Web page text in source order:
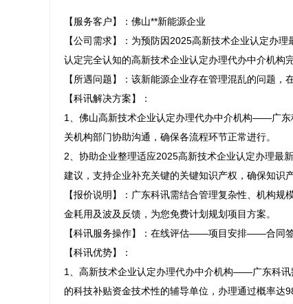
【服务客户】：佛山**新能源企业
【公司需求】：为预防因2025高新技术企业认定办
认定完全认知的高新技术企业认定办理代办中介机构
【所遇问题】：该新能源企业存在管理混乱的问题
【科讯解决方案】：
1、佛山高新技术企业认定办理代办中介机构——广东
关机构部门协助沟通，确保各流程环节正常进行。
2、协助企业整理适应2025高新技术企业认定办理最
建议，支持企业补充关键的关键知识产权，确保知识
【报价说明】：广东科讯需结合管理复杂性、机构
金耗用及波及反馈，为您免费计划规划项目方案。
【科讯服务操作】：在线评估——项目安排——合
【科讯优势】：
1、高新技术企业认定办理代办中介机构——广东科
的科技补贴资金技术性的辅导单位，办理通过概率达